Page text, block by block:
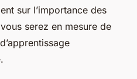
sur l’importance des
serez en mesure de